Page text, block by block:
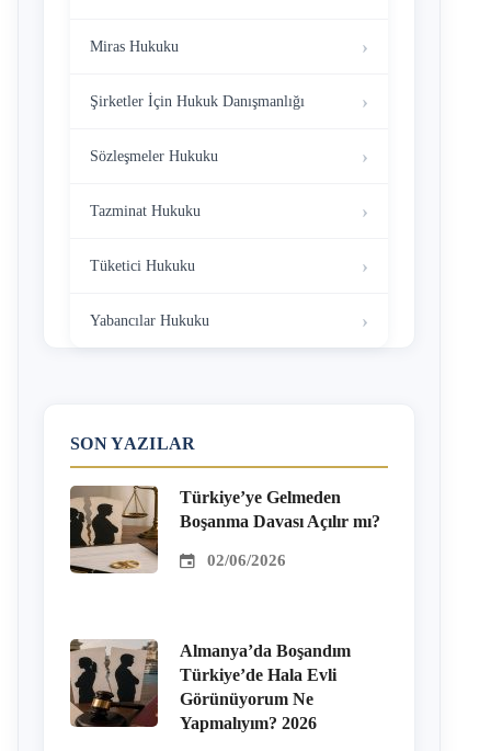
Miras Hukuku
Şirketler İçin Hukuk Danışmanlığı
Sözleşmeler Hukuku
Tazminat Hukuku
Tüketici Hukuku
Yabancılar Hukuku
SON YAZILAR
Türkiye’ye Gelmeden
Boşanma Davası Açılır mı?
02/06/2026
Almanya’da Boşandım
Türkiye’de Hala Evli
Görünüyorum Ne
Yapmalıyım? 2026